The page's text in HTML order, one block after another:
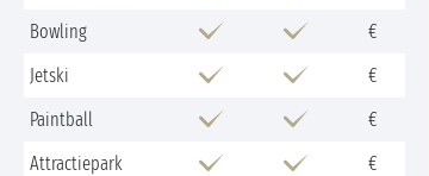
Bowling
€
Jetski
€
Paintball
€
Attractiepark
€